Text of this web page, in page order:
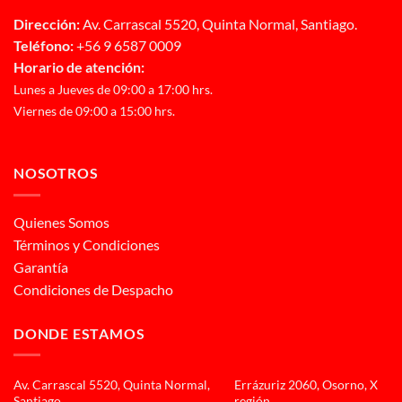
Dirección:Av. Carrascal 5520, Quinta Normal, Santiago.
Teléfono:+56 9 6587 0009
Horario de atención:
Lunes a Jueves de 09:00 a 17:00 hrs.
Viernes de 09:00 a 15:00 hrs.
NOSOTROS
Quienes Somos
Términos y Condiciones
Garantía
Condiciones de Despacho
DONDE ESTAMOS
Av. Carrascal 5520, Quinta Normal,
Errázuriz 2060, Osorno, X